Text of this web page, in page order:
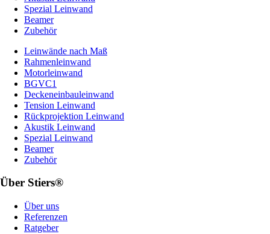
Spezial Leinwand
Beamer
Zubehör
Leinwände nach Maß
Rahmenleinwand
Motorleinwand
BGVC1
Deckeneinbauleinwand
Tension Leinwand
Rückprojektion Leinwand
Akustik Leinwand
Spezial Leinwand
Beamer
Zubehör
Über Stiers®
Über uns
Referenzen
Ratgeber